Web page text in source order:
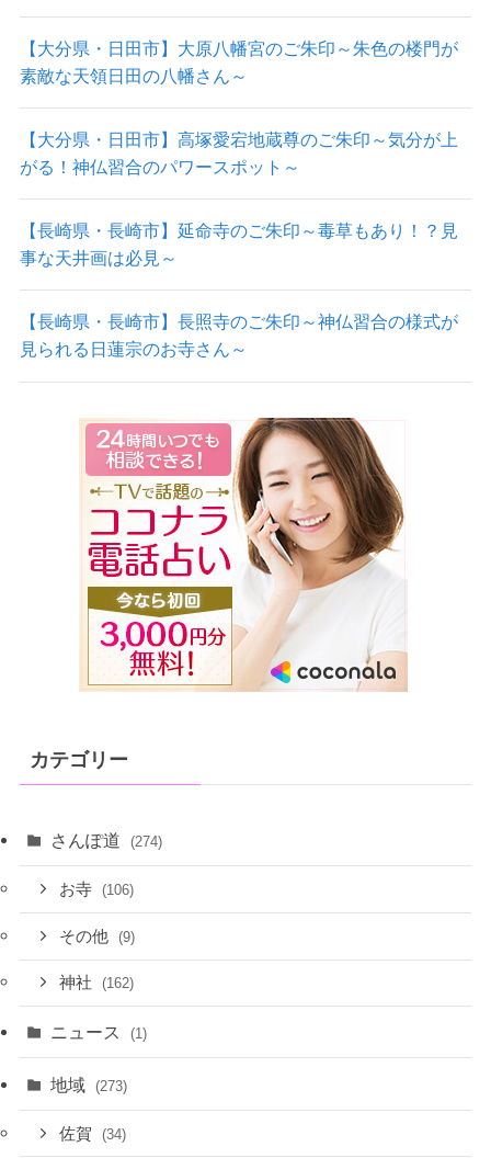
【大分県・日田市】大原八幡宮のご朱印～朱色の楼門が
素敵な天領日田の八幡さん～
【大分県・日田市】高塚愛宕地蔵尊のご朱印～気分が上
がる！神仏習合のパワースポット～
【長崎県・長崎市】延命寺のご朱印～毒草もあり！？見
事な天井画は必見～
【長崎県・長崎市】長照寺のご朱印～神仏習合の様式が
見られる日蓮宗のお寺さん～
カテゴリー
さんぽ道 (274)
お寺 (106)
その他 (9)
神社 (162)
ニュース (1)
地域 (273)
佐賀 (34)